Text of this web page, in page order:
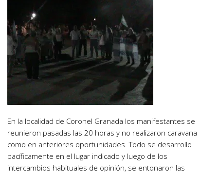
En la localidad de Coronel Granada los manifestantes se
reunieron pasadas las 20 horas y no realizaron caravana
como en anteriores oportunidades. Todo se desarrollo
pacíficamente en el lugar indicado y luego de los
intercambios habituales de opinión, se entonaron las